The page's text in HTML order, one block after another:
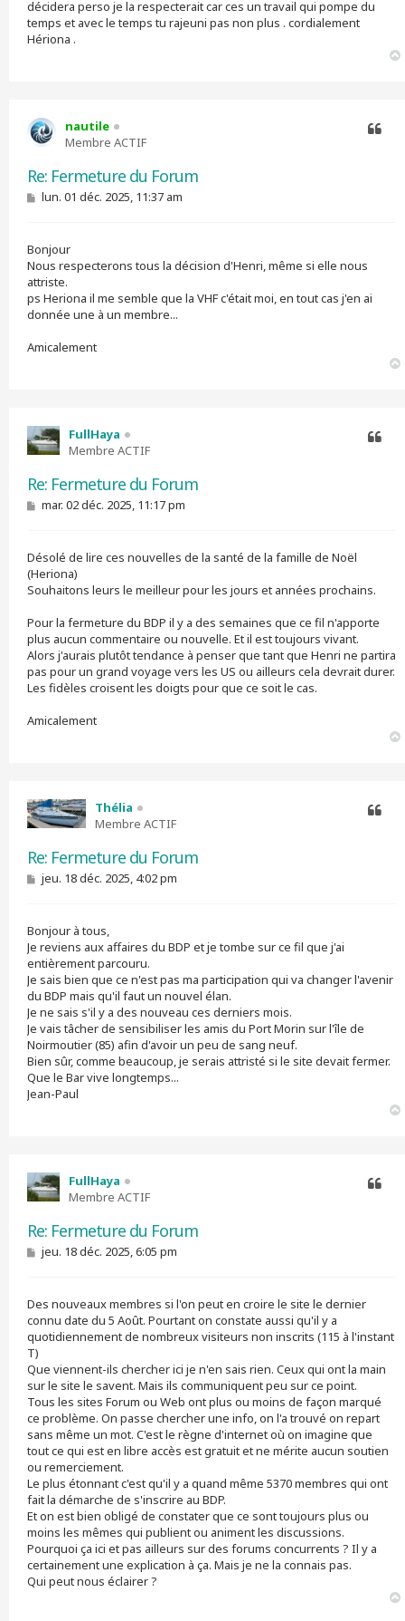
décidera perso je la respecterait car ces un travail qui pompe du
temps et avec le temps tu rajeuni pas non plus . cordialement
Hériona .
nautile
Membre ACTIF
Re: Fermeture du Forum
M
a
g
e
lun. 01 déc. 2025, 11:37 am
Bonjour
Nous respecterons tous la décision d'Henri, même si elle nous
attriste.
ps Heriona il me semble que la VHF c'était moi, en tout cas j'en ai
donnée une à un membre...
Amicalement
FullHaya
Membre ACTIF
Re: Fermeture du Forum
M
a
g
e
mar. 02 déc. 2025, 11:17 pm
Désolé de lire ces nouvelles de la santé de la famille de Noël
(Heriona)
Souhaitons leurs le meilleur pour les jours et années prochains.
Pour la fermeture du BDP il y a des semaines que ce fil n'apporte
plus aucun commentaire ou nouvelle. Et il est toujours vivant.
Alors j'aurais plutôt tendance à penser que tant que Henri ne partira
pas pour un grand voyage vers les US ou ailleurs cela devrait durer.
Les fidèles croisent les doigts pour que ce soit le cas.
Amicalement
Thélia
Membre ACTIF
Re: Fermeture du Forum
M
e
a
g
e
jeu. 18 déc. 2025, 4:02 pm
Bonjour à tous,
Je reviens aux affaires du BDP et je tombe sur ce fil que j'ai
entièrement parcouru.
Je sais bien que ce n'est pas ma participation qui va changer l'avenir
du BDP mais qu'il faut un nouvel élan.
Je ne sais s'il y a des nouveau ces derniers mois.
Je vais tâcher de sensibiliser les amis du Port Morin sur l'île de
Noirmoutier (85) afin d'avoir un peu de sang neuf.
Bien sûr, comme beaucoup, je serais attristé si le site devait fermer.
Que le Bar vive longtemps...
Jean-Paul
FullHaya
Membre ACTIF
Re: Fermeture du Forum
M
e
a
g
e
jeu. 18 déc. 2025, 6:05 pm
Des nouveaux membres si l'on peut en croire le site le dernier
connu date du 5 Août. Pourtant on constate aussi qu'il y a
quotidiennement de nombreux visiteurs non inscrits (115 à l'instant
T)
Que viennent-ils chercher ici je n'en sais rien. Ceux qui ont la main
sur le site le savent. Mais ils communiquent peu sur ce point.
Tous les sites Forum ou Web ont plus ou moins de façon marqué
ce problème. On passe chercher une info, on l'a trouvé on repart
sans même un mot. C'est le règne d'internet où on imagine que
tout ce qui est en libre accès est gratuit et ne mérite aucun soutien
ou remerciement.
Le plus étonnant c'est qu'il y a quand même 5370 membres qui ont
fait la démarche de s'inscrire au BDP.
Et on est bien obligé de constater que ce sont toujours plus ou
moins les mêmes qui publient ou animent les discussions.
Pourquoi ça ici et pas ailleurs sur des forums concurrents ? Il y a
certainement une explication à ça. Mais je ne la connais pas.
Qui peut nous éclairer ?